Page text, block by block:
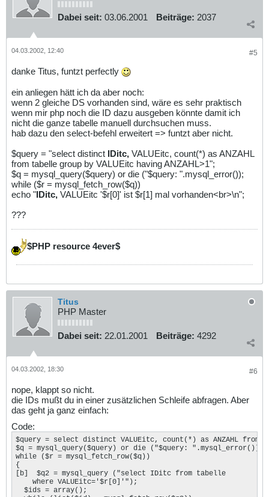
Dabei seit: 03.06.2001 Beiträge: 2037
#5
04.03.2002, 12:40
danke Titus, funtzt perfectly
ein anliegen hätt ich da aber noch:
wenn 2 gleiche DS vorhanden sind, wäre es sehr praktisch
wenn mir php noch die ID dazu ausgeben könnte damit ich
nicht die ganze tabelle manuell durchsuchen muss.
hab dazu den select-befehl erweitert => funtzt aber nicht.
$query = "select distinct IDitc, VALUEitc, count(*) as ANZAHL
from tabelle group by VALUEitc having ANZAHL>1";
$q = mysql_query($query) or die ("$query: ".mysql_error());
while ($r = mysql_fetch_row($q))
echo "IDitc, VALUEitc '$r[0]' ist $r[1] mal vorhanden<br>\n";
???
$PHP resource 4ever$
Titus
PHP Master
Dabei seit: 22.01.2001 Beiträge: 4292
#6
04.03.2002, 18:30
nope, klappt so nicht.
die IDs mußt du in einer zusätzlichen Schleife abfragen. Aber
das geht ja ganz einfach:
Code:
$query = select distinct VALUEitc, count(*) as ANZAHL from
$q = mysql_query($query) or die ("$query: ".mysql_error());
while ($r = mysql_fetch_row($q))
{
[b]  $q2 = mysql_query ("select IDitc from tabelle
    where VALUEitc='$r[0]'");
  $ids = array();